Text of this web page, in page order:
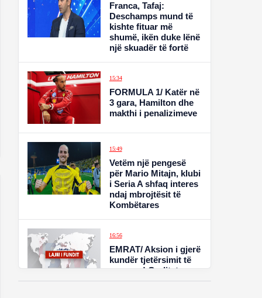
Franca, Tafaj:
Deschamps mund të
kishte fituar më
shumë, ikën duke lënë
një skuadër të fortë
15:34
FORMULA 1/ Katër në
3 gara, Hamilton dhe
makthi i penalizimeve
15:49
Vetëm një pengesë
për Mario Mitajn, klubi
i Seria A shfaq interes
ndaj mbrojtësit të
Kombëtares
16:56
EMRAT/ Aksion i gjerë
kundër tjetërsimit të
pronave! Goditet